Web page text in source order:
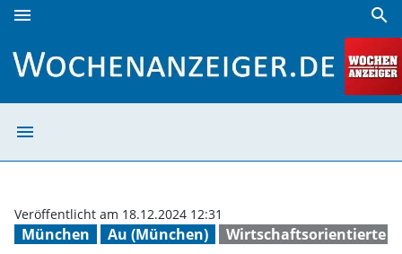
menu search
menu
München Au (München) Wirtschaftsorientierte
Veröffentlicht am 18.12.2024 12:31